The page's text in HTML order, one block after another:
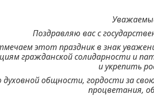
Поздравляю вас с
этот праздник в знак
гражданской солидарности и
и укрепить
духовной общности, гордости за
процветания,